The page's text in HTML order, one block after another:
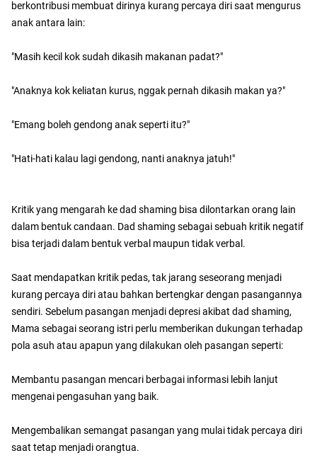
berkontribusi membuat dirinya kurang percaya diri saat mengurus
anak antara lain:
"Masih kecil kok sudah dikasih makanan padat?"
"Anaknya kok keliatan kurus, nggak pernah dikasih makan ya?"
"Emang boleh gendong anak seperti itu?"
"Hati-hati kalau lagi gendong, nanti anaknya jatuh!"
Kritik yang mengarah ke dad shaming bisa dilontarkan orang lain
dalam bentuk candaan. Dad shaming sebagai sebuah kritik negatif
bisa terjadi dalam bentuk verbal maupun tidak verbal.
Saat mendapatkan kritik pedas, tak jarang seseorang menjadi
kurang percaya diri atau bahkan bertengkar dengan pasangannya
sendiri. Sebelum pasangan menjadi depresi akibat dad shaming,
Mama sebagai seorang istri perlu memberikan dukungan terhadap
pola asuh atau apapun yang dilakukan oleh pasangan seperti:
Membantu pasangan mencari berbagai informasi lebih lanjut
mengenai pengasuhan yang baik.
Mengembalikan semangat pasangan yang mulai tidak percaya diri
saat tetap menjadi orangtua.